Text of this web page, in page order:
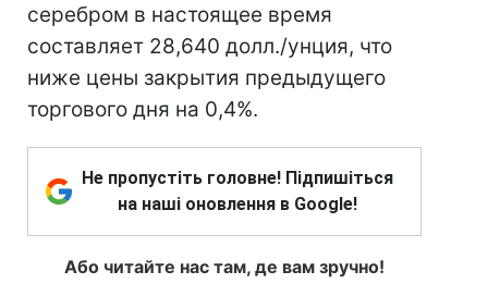
серебром в настоящее время
составляет 28,640 долл./унция, что
ниже цены закрытия предыдущего
торгового дня на 0,4%.
Не пропустіть головне! Підпишіться
на наші оновлення в Google!
Або читайте нас там, де вам зручно!